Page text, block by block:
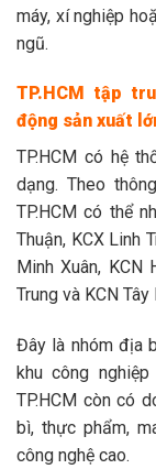
máy, xí nghiệp
ngũ.
TP.HCM tập
động sản xuất
TP.HCM có hệ
dạng. Theo
TP.HCM có thể
Thuận, KCX Linh
Minh Xuân, KCN
Trung và KCN Tây
Đây là nhóm địa
khu công
TP.HCM còn có
bì, thực phẩm,
công nghệ cao.